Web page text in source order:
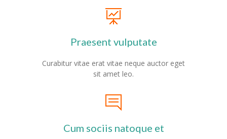
---- Schulfest im Schuljahr 2023/2024
OGS & Betreuung
---- Betreuung bis 14:00 Uhr
Praesent vulputate
Curabitur vitae erat vitae neque auctor eget
sit amet leo.
Cum sociis natoque et